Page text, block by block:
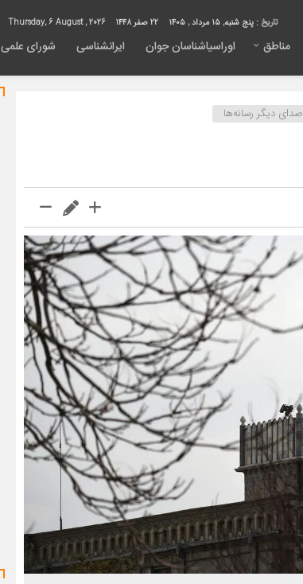
تاریخ : پنج شنبه, ۱۵ مرداد , ۱۴۰۵ 22 صفر 1448
مناطق اوراسیاشناسان جوان ایرانشناسی شورای علمی
صدای دیگر رسانه‌ها